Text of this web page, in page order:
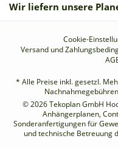
Wir liefern unsere
Cookie-
Versand und
* Alle Preise inkl. gesetzl.
© 2026 Tekoplan GmbH
Anhängerplanen,
Sonderanfertigungen für
und technische Betreuung